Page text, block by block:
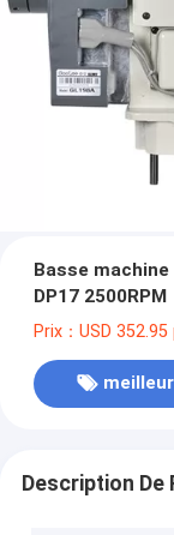
Basse
DP17 2500RPM
Prix：USD
Description De